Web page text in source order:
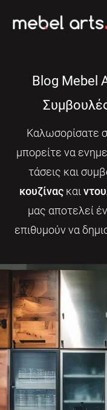
Blog Mebel
Καλωσορίσατε
μπορείτε να
τάσεις και
κουζίναςκαι
μας αποτελεί
επιθυμούν να